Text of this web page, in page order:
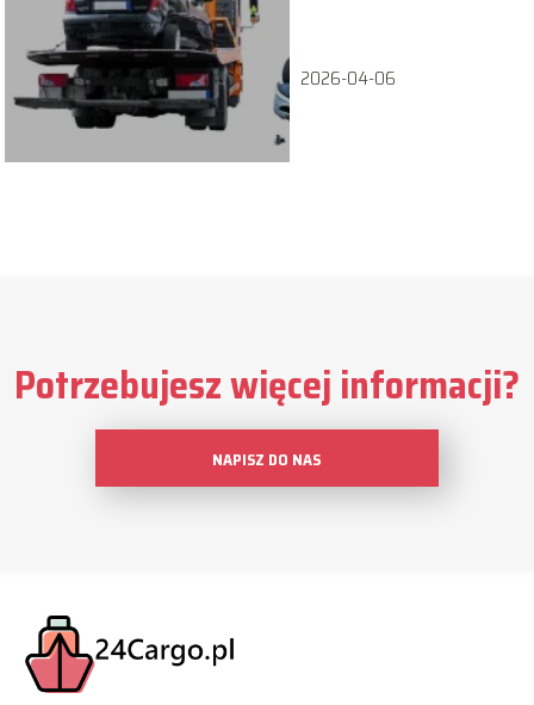
2026-04-06
Potrzebujesz więcej informacji?
NAPISZ DO NAS